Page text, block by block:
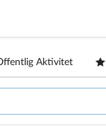
Aktivitet